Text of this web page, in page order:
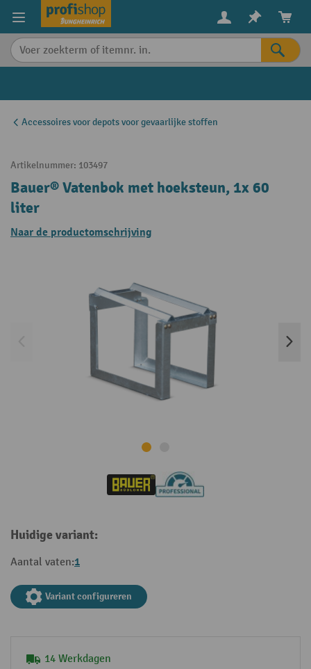
content
Accessoires voor depots voor gevaarlijke stoffen
Artikelnummer: 103497
Bauer® Vatenbok met hoeksteun, 1x 60
liter
Naar de productomschrijving
Huidige variant:
Aantal vaten:1
Variant configureren
14 Werkdagen